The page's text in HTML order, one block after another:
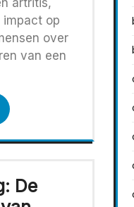
artritis,
impact op
over
van een
De